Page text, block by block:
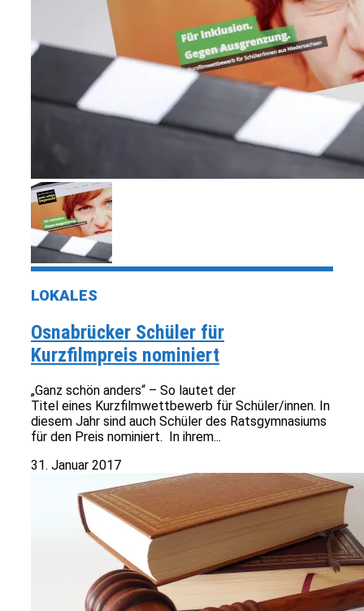
LOKALES
Osnabrücker Schüler für
Kurzfilmpreis nominiert
„Ganz schön anders“ – So lautet der
Titel eines Kurzfilmwettbewerb für Schüler/innen. In
diesem Jahr sind auch Schüler des Ratsgymnasiums
für den Preis nominiert. In ihrem...
31. Januar 2017